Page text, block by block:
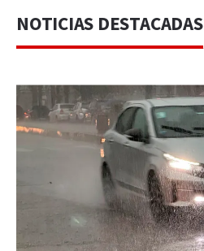
NOTICIAS DESTACADAS